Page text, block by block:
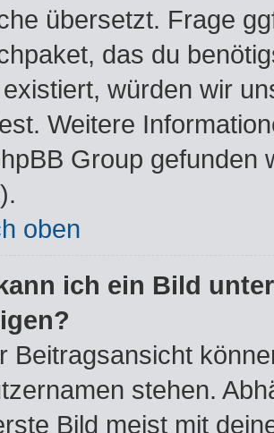
übersetzt. Frage
das du
würden wir
Weitere
Group gefunden
oben
ich ein Bild
Beitragsansicht
stehen.
Bild meist mit